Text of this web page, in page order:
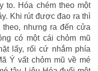
to. Hóa chém theo một
Khi rút được đao ra thì
nhưng ra đến cửa
có một cái chỏm mũ
lấy, rối cứ nhắm phía
Ý vất chỏm mũ về mé